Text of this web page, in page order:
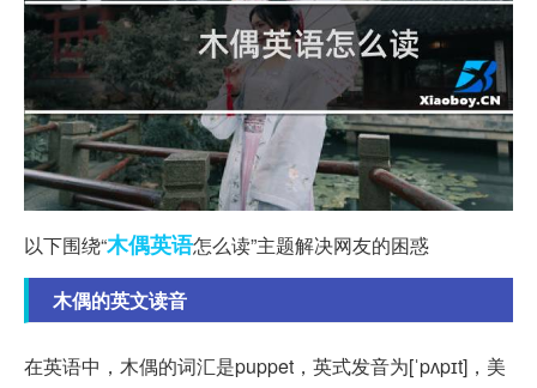
以下围绕“木偶英语怎么读”主题解决网友的困惑
木偶的英文读音
在英语中，木偶的词汇是puppet，英式发音为[ˈpʌpɪt]，美